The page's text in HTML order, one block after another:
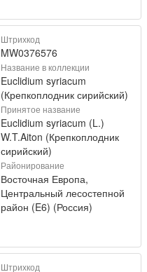
Штрихкод
MW0376576
Название в коллекции
Euclidium syriacum
(Крепкоплодник сирийский)
Принятое название
Euclidium syriacum (L.)
W.T.Aiton (Крепкоплодник
сирийский)
Районирование
Восточная Европа,
Центральный лесостепной
район (E6) (Россия)
Штрихкод